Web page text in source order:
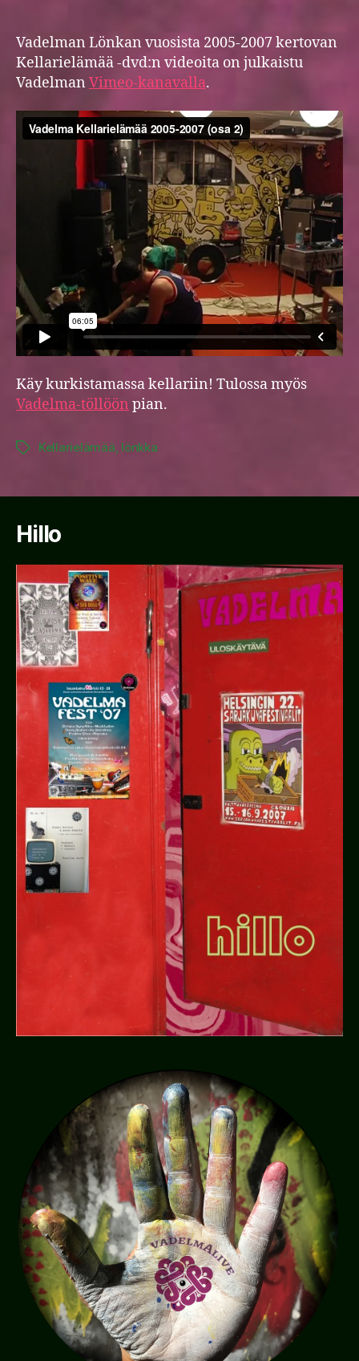
Vadelman Lönkan vuosista 2005-2007 kertovan
Kellarielämää -dvd:n videoita on julkaistu
Vadelman Vimeo-kanavalla.
Käy kurkistamassa kellariin! Tulossa myös
Vadelma-töllöön pian.
TagsKellarielämää lönkka
Hillo